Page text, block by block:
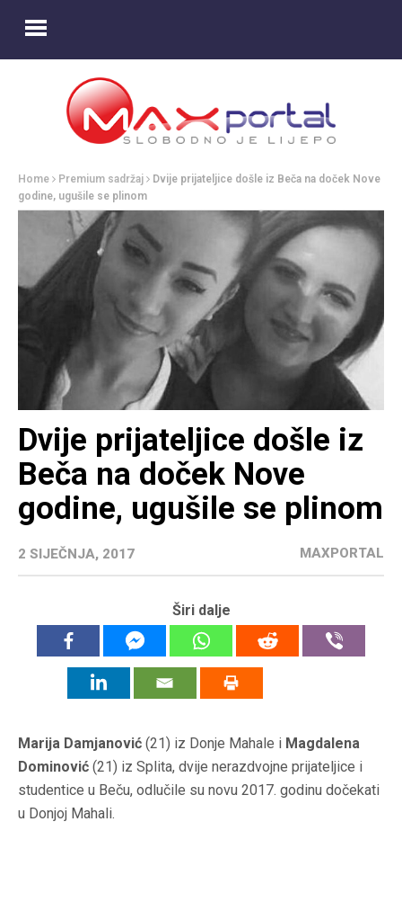
Home Premium sadržaj
Dvije prijateljice došle iz Beča na doček Nove
godine, ugušile se plinom
Dvije prijateljice došle iz
Beča na doček Nove
godine, ugušile se plinom
2 SIJEČNJA, 2017 MAXPORTAL
Širi dalje
Marija Damjanović (21) iz Donje Mahale i Magdalena
Dominović (21) iz Splita, dvije nerazdvojne prijateljice i
studentice u Beču, odlučile su novu 2017. godinu dočekati
u Donjoj Mahali.